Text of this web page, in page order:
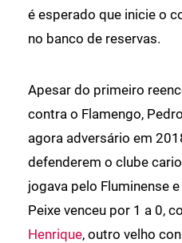
é esperado que inicie o
no banco de reservas.
Apesar do primeiro
contra o Flamengo,
agora adversário em
defenderem o clube
jogava pelo Fluminense
Peixe venceu por 1 a 0,
Henrique, outro velho